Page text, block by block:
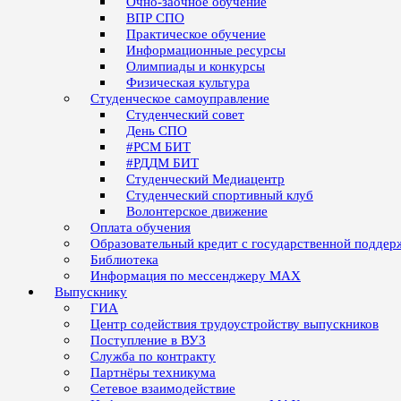
ВПР СПО
Практическое обучение
Информационные ресурсы
Олимпиады и конкурсы
Физическая культура
Студенческое самоуправление
Студенческий совет
День СПО
#РСМ БИТ
#РДДМ БИТ
Студенческий Медиацентр
Студенческий спортивный клуб
Волонтерское движение
Оплата обучения
Образовательный кредит с государственной
Библиотека
Информация по мессенджеру MAX
Выпускнику
ГИА
Центр содействия трудоустройству выпускников
Поступление в ВУЗ
Служба по контракту
Партнёры техникума
Сетевое взаимодействие